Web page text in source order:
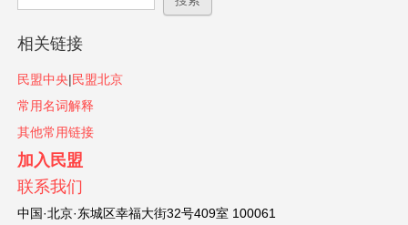
相关链接
民盟中央|民盟北京
常用名词解释
其他常用链接
加入民盟
联系我们
中国·北京·东城区幸福大街32号409室 100061